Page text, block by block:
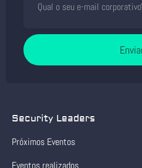
Security Leaders
Próximos Eventos
Eventos realizados